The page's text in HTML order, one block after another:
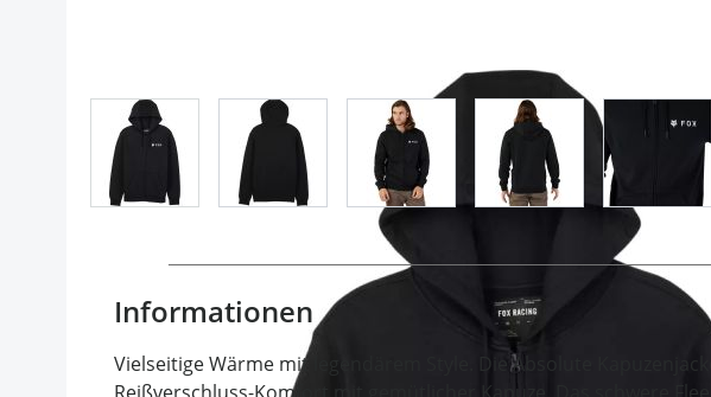
View larger imageView larger imageView larger imageView larger imageView
Informationen
Vielseitige Wärme mit legendärem Style. Die Absolute